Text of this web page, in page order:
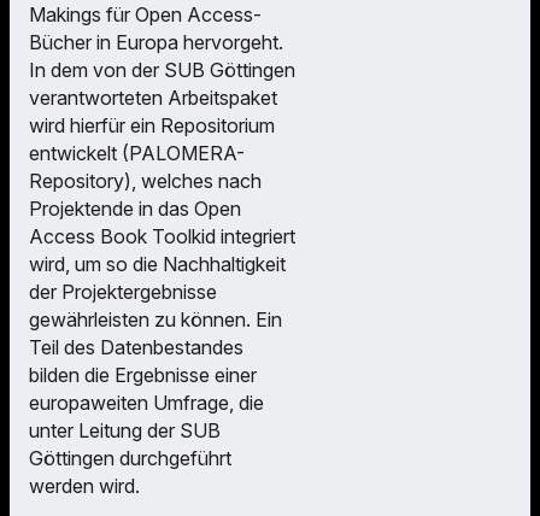
Makings für Open Access-
Bücher in Europa hervorgeht.
In dem von der SUB Göttingen
verantworteten Arbeitspaket
wird hierfür ein Repositorium
entwickelt (PALOMERA-
Repository), welches nach
Projektende in das Open
Access Book Toolkid integriert
wird, um so die Nachhaltigkeit
der Projektergebnisse
gewährleisten zu können. Ein
Teil des Datenbestandes
bilden die Ergebnisse einer
europaweiten Umfrage, die
unter Leitung der SUB
Göttingen durchgeführt
werden wird.